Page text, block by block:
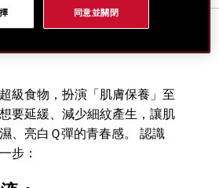
，主要分為３種質
級食物，扮演「肌膚保養」至
要延緩、減少細紋產生，讓肌
、亮白Ｑ彈的青春感。 認識
步：
同意並關閉